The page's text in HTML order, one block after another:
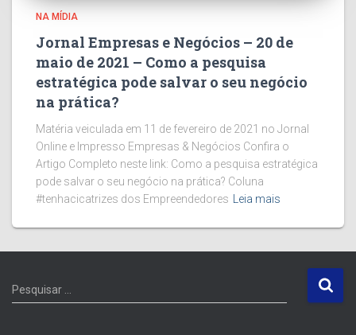
NA MÍDIA
Jornal Empresas e Negócios – 20 de
maio de 2021 – Como a pesquisa
estratégica pode salvar o seu negócio
na prática?
Matéria veiculada em 11 de fevereiro de 2021 no Jornal
Online e Impresso Empresas & Negócios Confira o
Artigo Completo neste link: Como a pesquisa estratégica
pode salvar o seu negócio na prática? Coluna
#tenhacicatrizes dos Empreendedores Leia mais
P
e
Pesquisar …